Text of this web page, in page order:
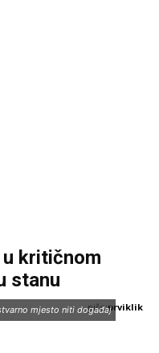
kritičnom
stanu
piše:prviklik
mjesto niti događaj